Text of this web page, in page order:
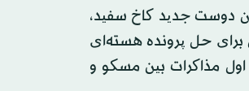
دوست جدید کاخ سفید،
برای حل پرونده هسته‌ای
مذاکرات بین مسکو و